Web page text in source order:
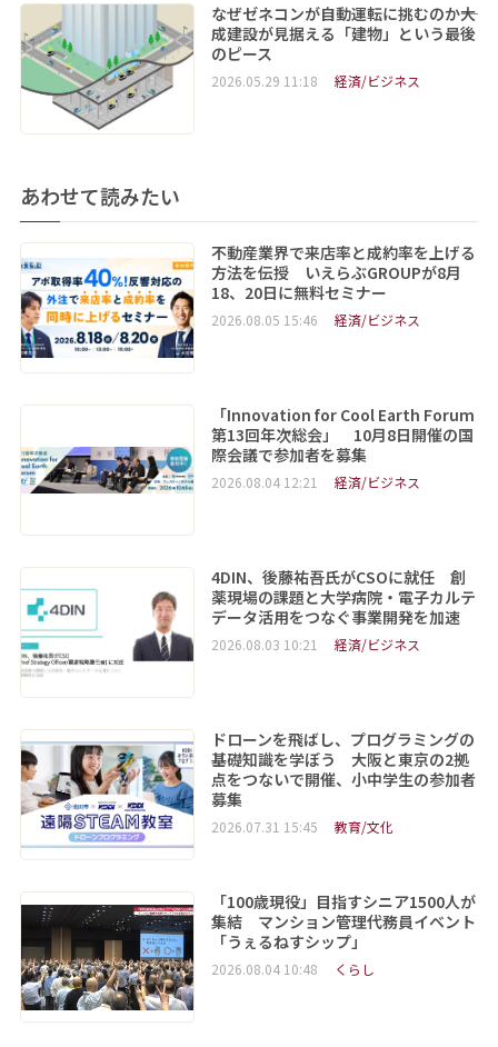
なぜゼネコンが自動運転に挑むのか――大
成建設が見据える「建物」という最後
のピース
2026.05.29 11:18 経済/ビジネス
あわせて読みたい
不動産業界で来店率と成約率を上げる
方法を伝授 いえらぶGROUPが8月
18、20日に無料セミナー
2026.08.05 15:46 経済/ビジネス
「Innovation for Cool Earth Forum
第13回年次総会」 10月8日開催の国
際会議で参加者を募集
2026.08.04 12:21 経済/ビジネス
4DIN、後藤祐吾氏がCSOに就任 創
薬現場の課題と大学病院・電子カルテ
データ活用をつなぐ事業開発を加速
2026.08.03 10:21 経済/ビジネス
ドローンを飛ばし、プログラミングの
基礎知識を学ぼう 大阪と東京の2拠
点をつないで開催、小中学生の参加者
募集
2026.07.31 15:45 教育/文化
「100歳現役」目指すシニア1500人が
集結 マンション管理代務員イベント
「うぇるねすシップ」
2026.08.04 10:48 くらし